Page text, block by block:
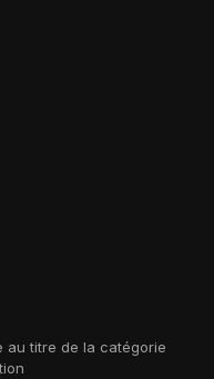
au titre de la catégorie